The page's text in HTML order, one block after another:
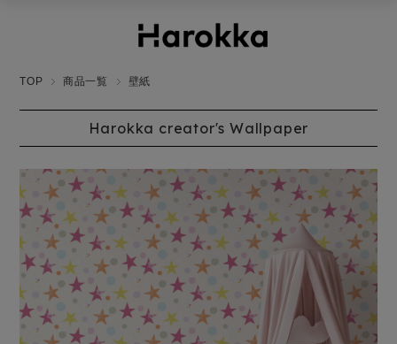
TOP 商品一覧 壁紙
Harokka creator's Wallpaper